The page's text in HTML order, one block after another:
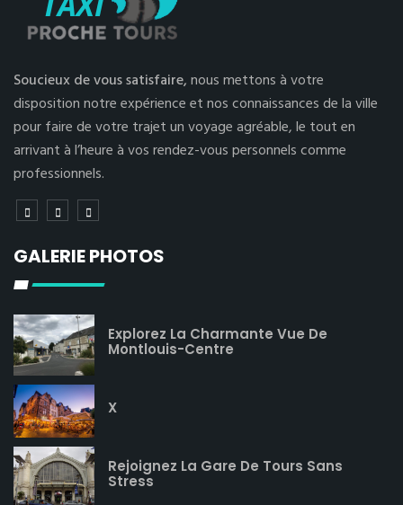
Soucieux de vous satisfaire,nous mettons à votre
disposition notre expérience et nos connaissances de la ville
pour faire de votre trajet un voyage agréable, le tout en
arrivant à l’heure à vos rendez-vous personnels comme
professionnels.
GALERIE PHOTOS
Explorez La Charmante Vue De
Montlouis-Centre
X
Rejoignez La Gare De Tours Sans
Stress